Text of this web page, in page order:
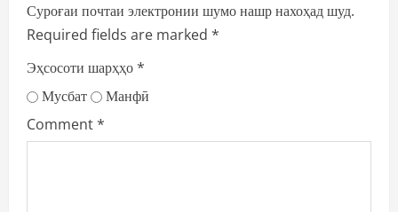
Суроғаи почтаи электронии шумо нашр нахоҳад шуд.
Required fields are marked *
Эҳсосоти шарҳҳо*
Мусбат
Манфӣ
Comment*